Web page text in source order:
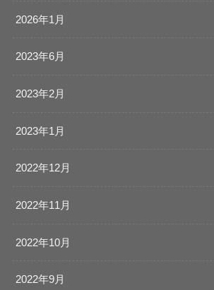
2026年1月
2023年6月
2023年2月
2023年1月
2022年12月
2022年11月
2022年10月
2022年9月